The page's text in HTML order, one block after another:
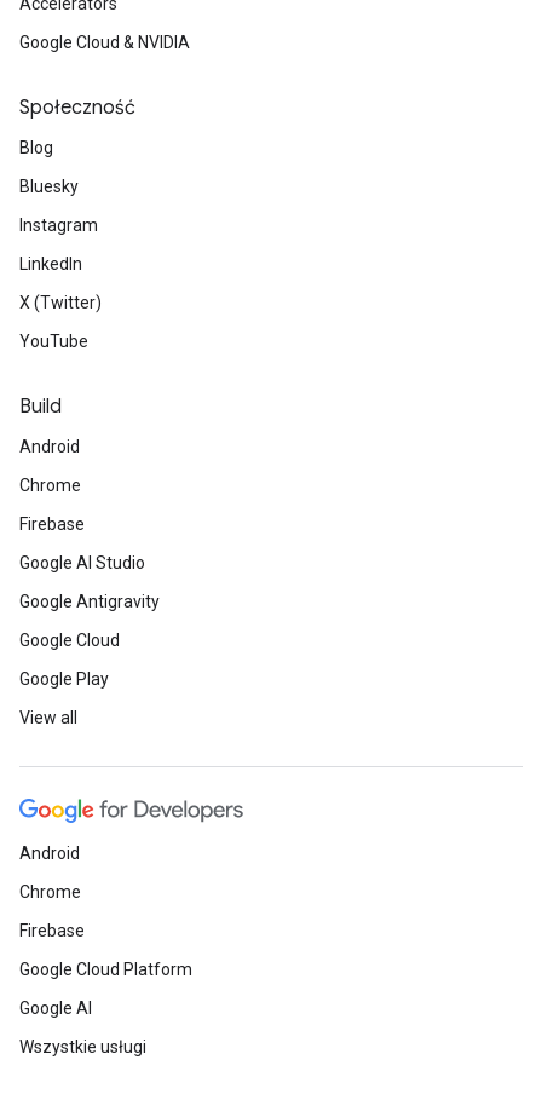
Accelerators
Google Cloud & NVIDIA
Społeczność
Blog
Bluesky
Instagram
LinkedIn
X (Twitter)
YouTube
Build
Android
Chrome
Firebase
Google AI Studio
Google Antigravity
Google Cloud
Google Play
View all
Android
Chrome
Firebase
Google Cloud Platform
Google AI
Wszystkie usługi